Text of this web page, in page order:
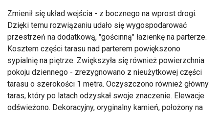
Zmienił się układ wejścia - z bocznego na wprost drogi.
Dzięki temu rozwiązaniu udało się wygospodarować
przestrzeń na dodatkową, "gościnną" łazienkę na parterze.
Kosztem części tarasu nad parterem powiększono
sypialnię na piętrze. Zwiększyła się również powierzchnia
pokoju dziennego - zrezygnowano z nieużytkowej części
tarasu o szerokości 1 metra. Oczyszczono również główny
taras, który po latach odzyskał swoje znaczenie. Elewacje
odświeżono. Dekoracyjny, oryginalny kamień, położony na